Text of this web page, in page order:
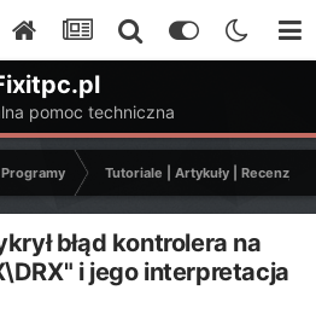
pomoc techniczna
Tutoriale | Artykuły | Recenzje
błąd kontrolera na
i jego interpretacja